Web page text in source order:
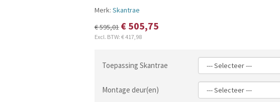
Merk: Skantrae
€ 595,01 € 505,75
Excl. BTW: € 417,98
Toepassing Skantrae
Montage deur(en)